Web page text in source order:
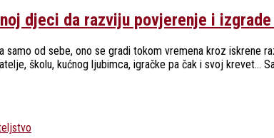
djeci da razviju povjerenje i
od sebe, ono se gradi tokom vremena kroz iskrene
školu, kućnog ljubimca, igračke pa čak i svoj